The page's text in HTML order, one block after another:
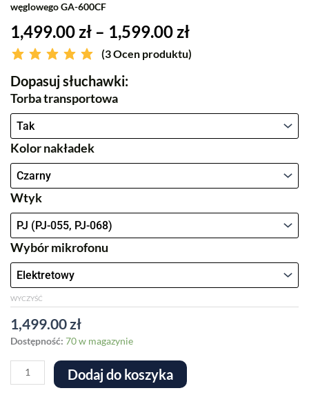
węglowego GA-600CF
1,499.00zł – 1,599.00zł
(3Ocen produktu)
Dopasuj słuchawki:
Torba transportowa
Kolor nakładek
Wtyk
Wybór mikrofonu
WYCZYŚĆ
1,499.00zł
Dostępność: 70 w magazynie
ilość
Słuchawki
lotnicze
z
włókna
węglowego
GA-
600CF
Dodaj do koszyka